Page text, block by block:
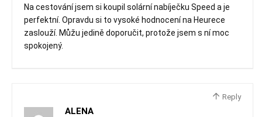
Na cestování jsem si koupil solární nabíječku Speed a je
perfektní. Opravdu si to vysoké hodnocení na Heurece
zaslouží. Můžu jedině doporučit, protože jsem s ní moc
spokojený.
Reply
ALENA